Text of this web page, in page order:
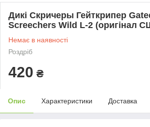
Дикі Скричеры Гейткрипер
Screechers Wild L-2 (оригінал
Немає в наявності
Роздріб
420 ₴
Опис Характеристики Доставка